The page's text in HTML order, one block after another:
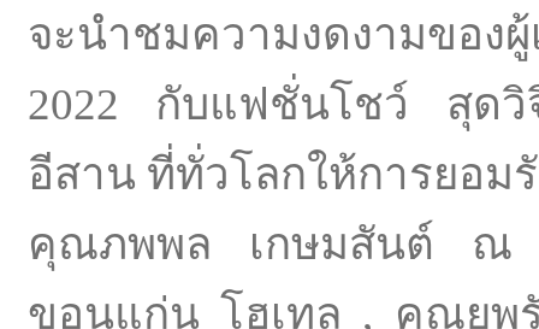
จะนำชมความงดงามขอ
2022 กับแฟชั่นโชว์ สุดวิ
อีสาน ที่ทั่วโลกให้การยอม
คุณภพพล เกษมสันต์ ณ
ขอนแก่น โฮเทล , คุณยุพ